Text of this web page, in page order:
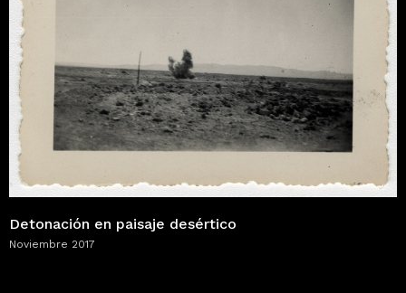
Detonación en paisaje desértico
Noviembre 2017